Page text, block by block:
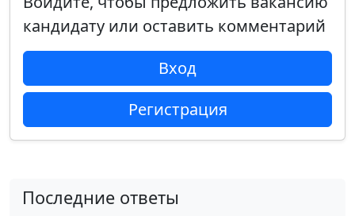
кандидату или оставить комментарий
Вход
Регистрация
Последние ответы